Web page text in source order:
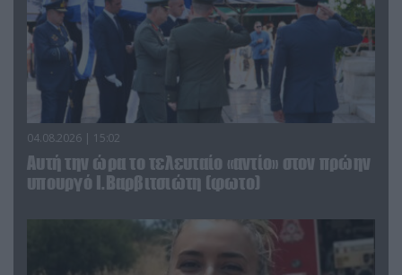
04.08.2026 | 15:02
Αυτή την ώρα το τελευταίο «αντίο» στον πρώην
υπουργό Ι.Βαρβιτσιώτη (φωτο)